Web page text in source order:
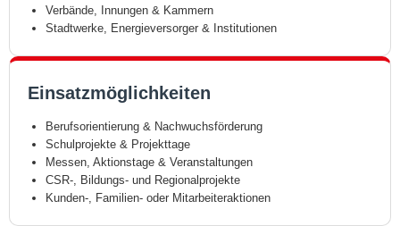
Verbände, Innungen & Kammern
Stadtwerke, Energieversorger & Institutionen
Einsatzmöglichkeiten
Berufsorientierung & Nachwuchsförderung
Schulprojekte & Projekttage
Messen, Aktionstage & Veranstaltungen
CSR-, Bildungs- und Regionalprojekte
Kunden-, Familien- oder Mitarbeiteraktionen